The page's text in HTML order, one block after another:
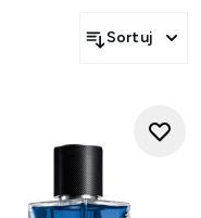
Sortuj